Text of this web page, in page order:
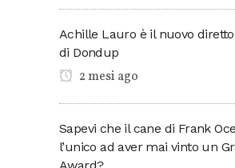
Achille Lauro è il nuovo
di Dondup
2 mesi ago
Sapevi che il cane di Frank
l’unico ad aver mai vinto un